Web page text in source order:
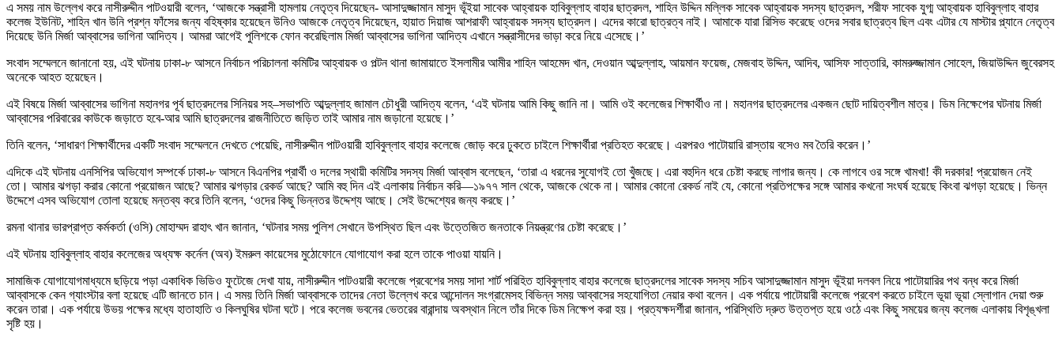
এ সময় নাম উল্লেখ করে নাসীরুদ্দীন পাটওয়ারী বলেন, ‘আজকে সন্ত্রাসী হামলায় নেতৃত্ব দিয়েছেন- আসাদুজ্জামান মাসুদ ভূঁইয়া সাবেক আহ্বায়ক হাবিবুল্লাহ বাহার ছাত্রদল, শাহিন উদ্দিন মল্লিক সাবেক আহ্বায়ক সদস্য ছাত্রদল, শরীফ সাবেক যুগ্ম আহ্বায়ক হাবিবুল্লাহ বাহার
কলেজ ইউনিট, শাহিন খান উনি প্রশ্ন ফাঁসের জন্য বহিষ্কার হয়েছেন উনিও আজকে নেতৃত্ব দিয়েছেন, হায়াত দিয়াজ আশরাফী আহ্বায়ক সদস্য ছাত্রদল। এদের কারো ছাত্রত্ব নাই। আমাকে যারা রিসিভ করেছে ওদের সবার ছাত্রত্ব ছিল এবং এটার যে মাস্টার প্ল্যানে নেতৃত্ব
দিয়েছে উনি মির্জা আব্বাসের ভাগিনা আদিত্য। আমরা আগেই পুলিশকে ফোন করেছিলাম মির্জা আব্বাসের ভাগিনা আদিত্য এখানে সন্ত্রাসীদের ভাড়া করে নিয়ে এসেছে।’
সংবাদ সম্মেলনে জানানো হয়, এই ঘটনায় ঢাকা-৮ আসনে নির্বাচন পরিচালনা কমিটির আহ্বায়ক ও পল্টন থানা জামায়াতে ইসলামীর আমীর শাহিন আহমেদ খান, দেওয়ান আব্দুল্লাহ, আয়মান ফয়েজ, মেজবাহ উদ্দিন, আদিব, আসিফ সাত্তারি, কামরুজ্জামান সোহেল, জিয়াউদ্দিন জুবেরসহ
অনেকে আহত হয়েছেন।
এই বিষয়ে মির্জা আব্বাসের ভাগিনা মহানগর পূর্ব ছাত্রদলের সিনিয়র সহ–সভাপতি আব্দুল্লাহ জামাল চৌধুরী আদিত্য বলেন, ‘এই ঘটনায় আমি কিছু জানি না। আমি ওই কলেজের শিক্ষার্থীও না। মহানগর ছাত্রদলের একজন ছোট দায়িত্বশীল মাত্র। ডিম নিক্ষেপের ঘটনায় মির্জা
আব্বাসের পরিবারের কাউকে জড়াতে হবে-আর আমি ছাত্রদলের রাজনীতিতে জড়িত তাই আমার নাম জড়ানো হয়েছে।’
তিনি বলেন, ‘সাধারণ শিক্ষার্থীদের একটি সংবাদ সম্মেলনে দেখতে পেয়েছি, নাসীরুদ্দীন পাটওয়ারী হাবিবুল্লাহ বাহার কলেজে জোড় করে ঢুকতে চাইলে শিক্ষার্থীরা প্রতিহত করেছে। এরপরও পাটোয়ারি রাস্তায় বসেও মব তৈরি করেন।’
এদিকে এই ঘটনায় এনসিপির অভিযোগ সম্পর্কে ঢাকা-৮ আসনে বিএনপির প্রার্থী ও দলের স্থায়ী কমিটির সদস্য মির্জা আব্বাস বলেছেন, ‘তারা এ ধরনের সুযোগই তো খুঁজছে। এরা বহুদিন ধরে চেষ্টা করছে লাগার জন্য। কে লাগবে ওর সঙ্গে খামখা! কী দরকার! প্রয়োজন নেই
তো। আমার ঝগড়া করার কোনো প্রয়োজন আছে? আমার ঝগড়ার রেকর্ড আছে? আমি বহু দিন এই এলাকায় নির্বাচন করি—১৯৭৭ সাল থেকে, আজকে থেকে না। আমার কোনো রেকর্ড নাই যে, কোনো প্রতিপক্ষের সঙ্গে আমার কখনো সংঘর্ষ হয়েছে কিংবা ঝগড়া হয়েছে। ভিন্ন
উদ্দেশে এসব অভিযোগ তোলা হয়েছে মন্তব্য করে তিনি বলেন, ‘ওদের কিছু ভিন্নতর উদ্দেশ্য আছে। সেই উদ্দেশ্যের জন্য করছে।’
রমনা থানার ভারপ্রাপ্ত কর্মকর্তা (ওসি) মোহাম্মদ রাহাৎ খান জানান, ‘ঘটনার সময় পুলিশ সেখানে উপস্থিত ছিল এবং উত্তেজিত জনতাকে নিয়ন্ত্রণের চেষ্টা করেছে।’
এই ঘটনায় হাবিবুল্লাহ বাহার কলেজের অধ্যক্ষ কর্নেল (অব) ইমরুল কায়েসের মুঠোফোনে যোগাযোগ করা হলে তাকে পাওয়া যায়নি।
সামাজিক যোগাযোগমাধ্যমে ছড়িয়ে পড়া একাধিক ভিডিও ফুটেজে দেখা যায়, নাসীরুদ্দীন পাটওয়ারী কলেজে প্রবেশের সময় সাদা শার্ট পরিহিত হাবিবুল্লাহ বাহার কলেজে ছাত্রদলের সাবেক সদস্য সচিব আসাদুজ্জামান মাসুদ ভূঁইয়া দলবল নিয়ে পাটোয়ারির পথ বন্ধ করে মির্জা
আব্বাসকে কেন গ্যাংস্টার বলা হয়েছে এটি জানতে চান। এ সময় তিনি মির্জা আব্বাসকে তাদের নেতা উল্লেখ করে আন্দোলন সংগ্রামেসহ বিভিন্ন সময় আব্বাসের সহযোগিতা নেয়ার কথা বলেন। এক পর্যায়ে পাটোয়ারী কলেজে প্রবেশ করতে চাইলে ভূয়া ভূয়া স্লোগান দেয়া শুরু
করেন তারা। এক পর্যায়ে উভয় পক্ষের মধ্যে হাতাহাতি ও কিলঘুষির ঘটনা ঘটে। পরে কলেজ ভবনের ভেতরের বারান্দায় অবস্থান নিলে তাঁর দিকে ডিম নিক্ষেপ করা হয়। প্রত্যক্ষদর্শীরা জানান, পরিস্থিতি দ্রুত উত্তপ্ত হয়ে ওঠে এবং কিছু সময়ের জন্য কলেজ এলাকায় বিশৃঙ্খলা
সৃষ্টি হয়।